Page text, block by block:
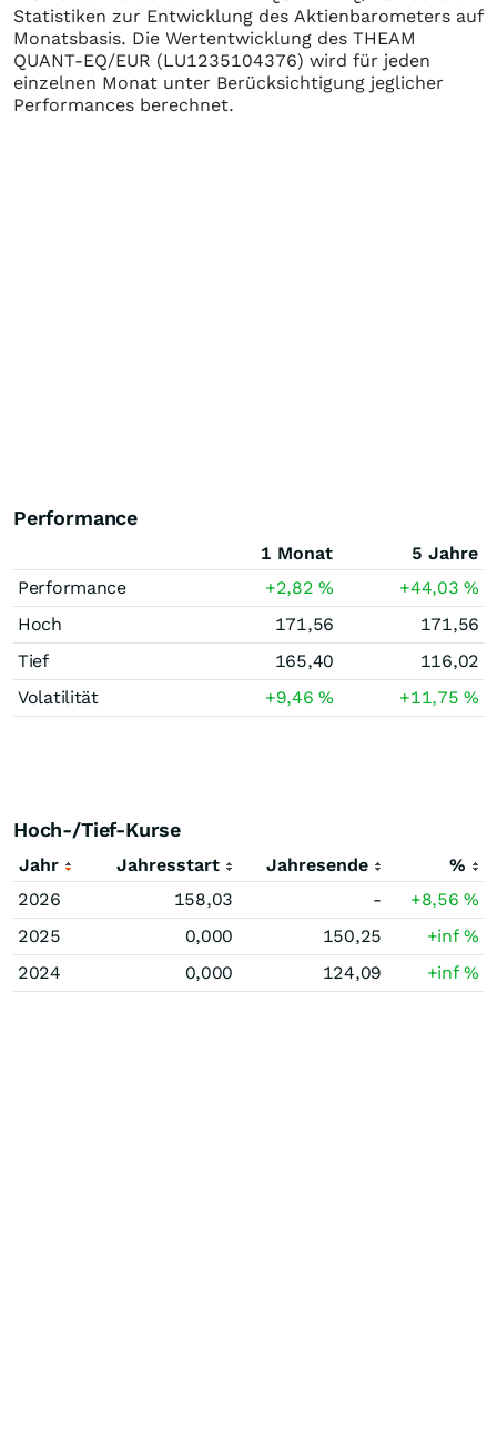
Statistiken zur Entwicklung des Aktienbarometers auf
Monatsbasis. Die Wertentwicklung des THEAM
QUANT-EQ/EUR (LU1235104376) wird für jeden
einzelnen Monat unter Berücksichtigung jeglicher
Performances berechnet.
Performance
1 Monat
5 Jahre
Performance
+2,82% +44,03%
Hoch
171,56
171,56
Tief
165,40
116,02
Volatilität
+9,46% +11,75%
Hoch-/Tief-Kurse
Jahr Jahresstart Jahresende
%
2026
158,03 - +8,56%
2025
0,000 150,25 +inf%
2024
0,000 124,09 +inf%